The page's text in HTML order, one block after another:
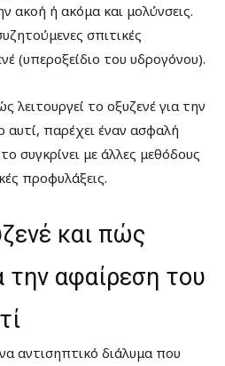
ακοή ή ακόμα και μολύνσεις.
σπιτικές
(υπεροξείδιο του υδρογόνου).
λειτουργεί το οξυζενέ για την
αυτί, παρέχει έναν ασφαλή
συγκρίνει με άλλες μεθόδους
προφυλάξεις.
και πώς
την αφαίρεση του
αντισηπτικό διάλυμα που